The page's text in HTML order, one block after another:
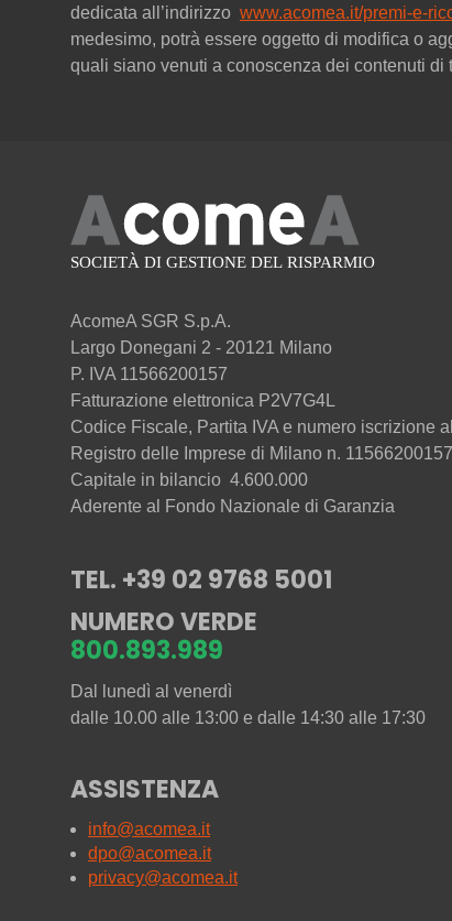
dedicata all’indirizzo www.acomea.it/premi-e-
medesimo, potrà essere oggetto di modifica o
quali siano venuti a conoscenza dei contenuti di
AcomeA SGR S.p.A.
Largo Donegani 2 - 20121 Milano
P. IVA 11566200157
Fatturazione elettronica P2V7G4L
Codice Fiscale, Partita IVA e numero iscrizione al
Registro delle Imprese di Milano n. 11566200157
Capitale in bilancio 4.600.000
Aderente al Fondo Nazionale di Garanzia
TEL. +39 02 9768 5001
NUMERO VERDE
800.893.989
Dal lunedì al venerdì
dalle 10.00 alle 13:00 e dalle 14:30 alle 17:30
ASSISTENZA
info@acomea.it
dpo@acomea.it
privacy@acomea.it